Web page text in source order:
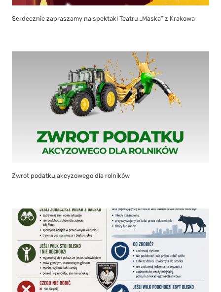
Serdecznie zapraszamy na spektakl Teatru „Maska” z Krakowa
Zwrot podatku akcyzowego dla rolników